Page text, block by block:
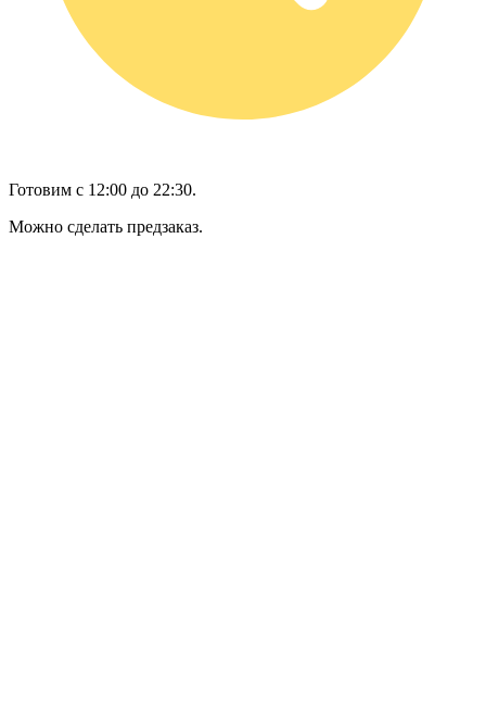
Готовим с 12:00 до 22:30.
Можно сделать предзаказ.